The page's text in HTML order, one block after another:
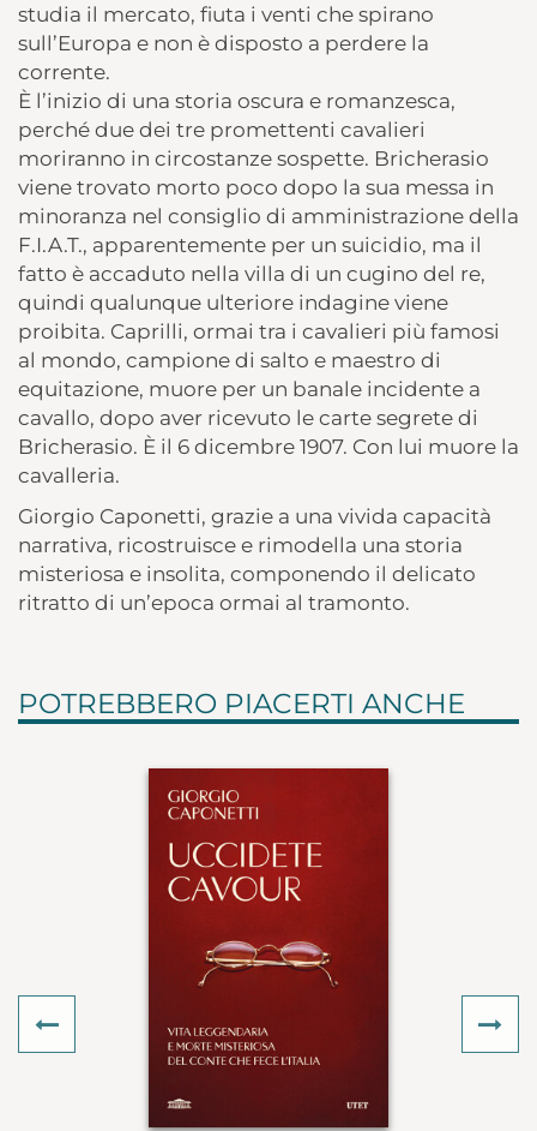
studia il mercato, fiuta i venti che spirano
sull’Europa e non è disposto a perdere la
corrente.
È l’inizio di una storia oscura e romanzesca,
perché due dei tre promettenti cavalieri
moriranno in circostanze sospette. Bricherasio
viene trovato morto poco dopo la sua messa in
minoranza nel consiglio di amministrazione della
F.I.A.T., apparentemente per un suicidio, ma il
fatto è accaduto nella villa di un cugino del re,
quindi qualunque ulteriore indagine viene
proibita. Caprilli, ormai tra i cavalieri più famosi
al mondo, campione di salto e maestro di
equitazione, muore per un banale incidente a
cavallo, dopo aver ricevuto le carte segrete di
Bricherasio. È il 6 dicembre 1907. Con lui muore la
cavalleria.
Giorgio Caponetti, grazie a una vivida capacità
narrativa, ricostruisce e rimodella una storia
misteriosa e insolita, componendo il delicato
ritratto di un’epoca ormai al tramonto.
POTREBBERO PIACERTI ANCHE
Previous